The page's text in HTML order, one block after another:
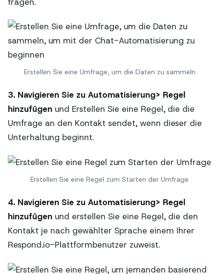
Erstellen Sie eine Umfrage, um die Daten zu sammeln
3. Navigieren Sie zu Automatisierung> Regel
hinzufügen und Erstellen Sie eine Regel, die die
Umfrage an den Kontakt sendet, wenn dieser die
Unterhaltung beginnt.
Erstellen Sie eine Regel zum Starten der Umfrage
4. Navigieren Sie zu Automatisierung> Regel
hinzufügen und erstellen Sie eine Regel, die den
Kontakt je nach gewählter Sprache einem Ihrer
Respond.io-Plattformbenutzer zuweist.